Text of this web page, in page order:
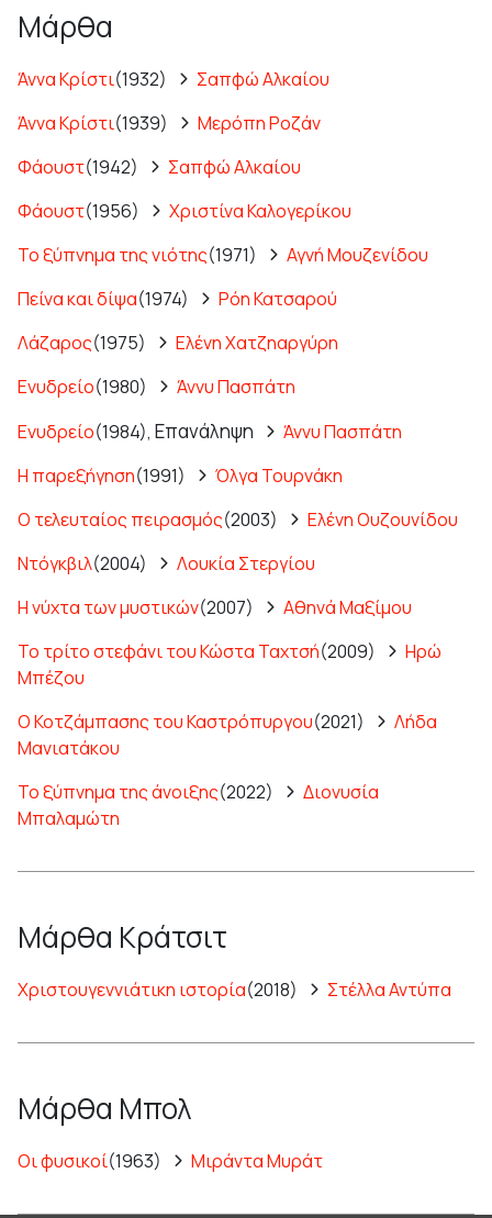
Μάρθα
Άννα Κρίστι(1932)
Σαπφώ Αλκαίου
Άννα Κρίστι(1939)
Μερόπη Ροζάν
Φάουστ(1942)
Σαπφώ Αλκαίου
Φάουστ(1956)
Χριστίνα Καλογερίκου
Το ξύπνημα της νιότης(1971)
Αγνή Μουζενίδου
Πείνα και δίψα(1974)
Ρόη Κατσαρού
Λάζαρος(1975)
Ελένη Χατζηαργύρη
Ενυδρείο(1980)
Άννυ Πασπάτη
Ενυδρείο(1984), Επανάληψη
Άννυ Πασπάτη
Η παρεξήγηση(1991)
Όλγα Τουρνάκη
Ο τελευταίος πειρασμός(2003)
Ελένη Ουζουνίδου
Ντόγκβιλ(2004)
Λουκία Στεργίου
Η νύχτα των μυστικών(2007)
Αθηνά Μαξίμου
Το τρίτο στεφάνι του Κώστα Ταχτσή(2009)
Ηρώ
Μπέζου
Ο Κοτζάμπασης του Καστρόπυργου(2021)
Λήδα
Μανιατάκου
Το ξύπνημα της άνοιξης(2022)
Διονυσία
Μπαλαμώτη
Μάρθα Κράτσιτ
Χριστουγεννιάτικη ιστορία(2018) Στέλλα Αντύπα
Μάρθα Μπολ
Οι φυσικοί(1963) Μιράντα Μυράτ